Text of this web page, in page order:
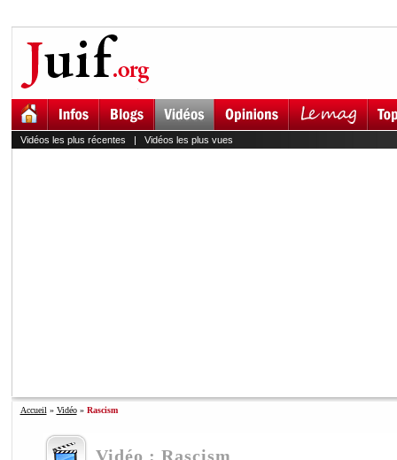
Vidéos les plus récentes | Vidéos les plus vues
Accueil » Vidéo» Rascism
Vidéo : Rascism